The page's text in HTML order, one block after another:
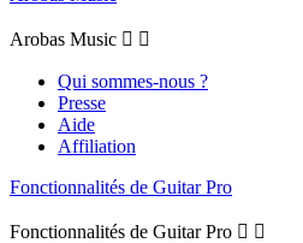
Arobas Music  
Qui sommes-nous ?
Presse
Aide
Affiliation
Fonctionnalités de Guitar Pro
Fonctionnalités de Guitar Pro  